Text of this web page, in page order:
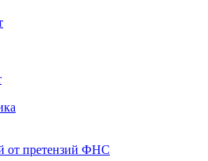
от претензий ФНС